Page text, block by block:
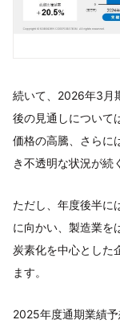
続いて、2026年3月
後の見通しについて
価格の高騰、さらに
き不透明な状況が続
ただし、年度後半に
に向かい、製造業を
炭素化を中心とした
ます。
2025年度通期業績